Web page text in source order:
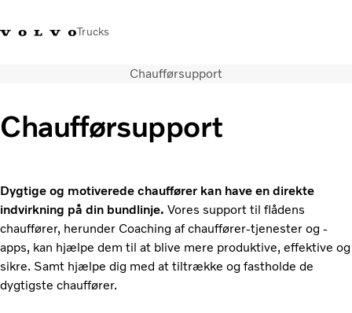
Trucks
Volvo Trucks MerchandiseLog ind
Transportløsninger
Forhandlersøgning
Nyheder
Om os
Kontakt os
Chaufførsupport
Chaufførsupport
Dygtige og motiverede chauffører kan have en direkte
indvirkning på din bundlinje. Vores support til flådens
chauffører, herunder Coaching af chauffører-tjenester og -
apps, kan hjælpe dem til at blive mere produktive, effektive og
sikre. Samt hjælpe dig med at tiltrække og fastholde de
dygtigste chauffører.